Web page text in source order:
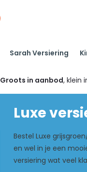
Sarah Versiering
Groots in aanbod, klein
Luxe
Bestel Luxe
en wel in je een
versiering wat veel